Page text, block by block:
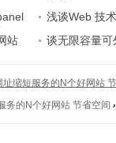
浅谈Web 技
站
谈无限容量
缩短服务的N个好网站
务的N个好网站 节省空间